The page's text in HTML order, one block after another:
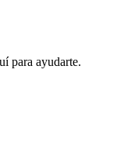
para ayudarte.